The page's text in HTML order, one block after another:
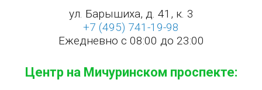
ул. Барышиха, д. 41, к. 3
+7 (495) 741-19-98
Ежедневно с 08:00 до 23:00
Центр на Мичуринском проспекте: